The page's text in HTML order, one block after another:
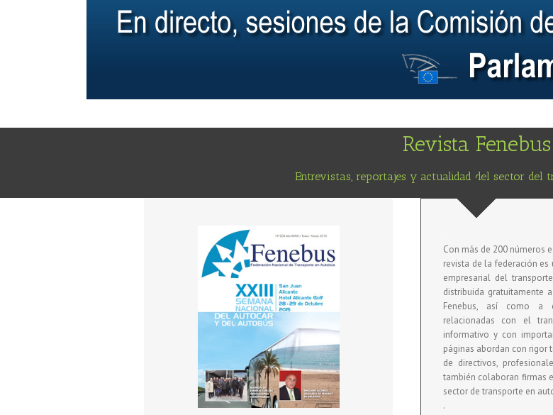
Revista Fenebus
Entrevistas, reportajes y actualidad del sector del
Sumario
04 SUMARIO
06 PRIMERA PLANA
12 NACIONAL
28 CONFEBUS
30 AUTONOMÍAS
36 ESTACIÓN DE AUTOBUSES
40 ASOCIACIONES TERRITORIALES
46 UNIÓN EUROPEA
64 LABORAL
72 OPERADORES
76 INDUSTRIA
Con más de 200 números
revista de la federación
empresarial del
distribuida gratuitamente
Fenebus, así como a
relacionadas con el
informativo y con
páginas abordan con rigor
de directivos,
también colaboran firmas
sector de transporte en
.